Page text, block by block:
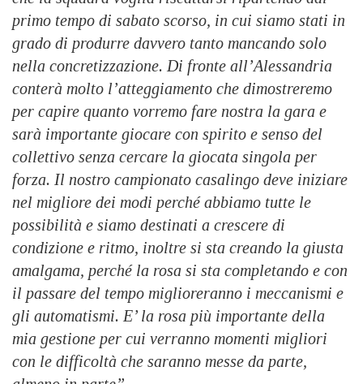
primo tempo di sabato scorso, in cui siamo stati in
grado di produrre davvero tanto mancando solo
nella concretizzazione. Di fronte all’Alessandria
conterà molto l’atteggiamento che dimostreremo
per capire quanto vorremo fare nostra la gara e
sarà importante giocare con spirito e senso del
collettivo senza cercare la giocata singola per
forza. Il nostro campionato casalingo deve iniziare
nel migliore dei modi perché abbiamo tutte le
possibilità e siamo destinati a crescere di
condizione e ritmo, inoltre si sta creando la giusta
amalgama, perché la rosa si sta completando e con
il passare del tempo miglioreranno i meccanismi e
gli automatismi. E’ la rosa più importante della
mia gestione per cui verranno momenti migliori
con le difficoltà che saranno messe da parte,